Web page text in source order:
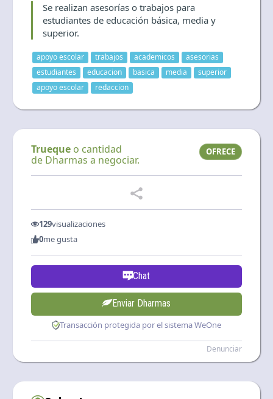
Language and currency
EN|USD
Se realizan asesorías o trabajos para
estudiantes de educación básica, media y
superior.
apoyo escolar trabajos academicos
asesorias
estudiantes
educacion basica media
superior
apoyo escolar
redaccion
Truequeo cantidad
de Dharmas a negociar.
OFRECE
129visualizaciones
0me gusta
Chat
Enviar Dharmas
Transacción protegida por el sistema WeOne
Denunciar